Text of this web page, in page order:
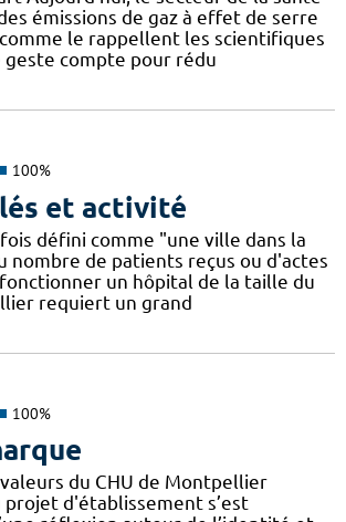
émissions de gaz à effet de serre
le rappellent les scientifiques
geste compte pour rédu
100%
et activité
défini comme "une ville dans la
nombre de patients reçus ou d'actes
un hôpital de la taille du
requiert un grand
100%
du CHU de Montpellier
projet d'établissement s’est